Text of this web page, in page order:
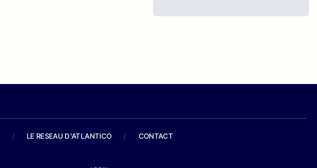
/ LE RESEAU D'ATLANTICO / CONTACT